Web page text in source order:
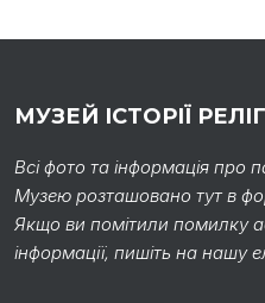
МУЗЕЙ ІСТОРІЇ
Всі фото та інформація про
Музею розташовано тут в
Якщо ви помітили помилку
інформації, пишіть на нашу